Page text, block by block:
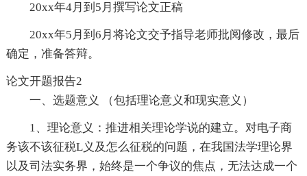
20xx年4月到5月撰写论文正稿
20xx年5月到6月将论文交予指导老师批阅修改，最后
确定，准备答辩。
论文开题报告2
一、选题意义 （包括理论意义和现实意义）
1、理论意义：推进相关理论学说的建立。对电子商
务该不该征税L义及怎么征税的问题，在我国法学理论界
以及司法实务界，始终是一个争议的焦点，无法达成一个